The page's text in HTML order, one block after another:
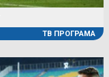
ТВ ПРОГРАМА